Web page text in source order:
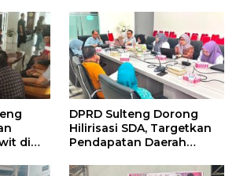
di
DPRD Sulteng Dorong
Hilirisasi SDA, Targetkan
Pendapatan Daerah